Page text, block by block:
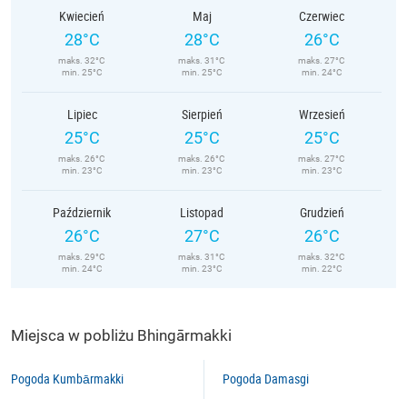
Kwiecień
28°C
maks. 32°C
min. 25°C
Maj
28°C
maks. 31°C
min. 25°C
Czerwiec
26°C
maks. 27°C
min. 24°C
Lipiec
25°C
maks. 26°C
min. 23°C
Sierpień
25°C
maks. 26°C
min. 23°C
Wrzesień
25°C
maks. 27°C
min. 23°C
Październik
26°C
maks. 29°C
min. 24°C
Listopad
27°C
maks. 31°C
min. 23°C
Grudzień
26°C
maks. 32°C
min. 22°C
Miejsca w pobliżu Bhingārmakki
Pogoda Kumbārmakki Pogoda Damasgi